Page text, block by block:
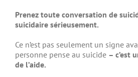
Prenez toute conversation de
suicidaire sérieusement.
Ce n’est pas seulement un signe
personne pense au suicide – c’est
de l’aide.